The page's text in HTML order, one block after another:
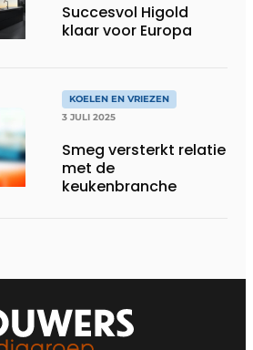
Succesvol Higold
klaar voor Europa
KOELEN EN VRIEZEN
3 JULI 2025
Smeg versterkt relatie
met de
keukenbranche